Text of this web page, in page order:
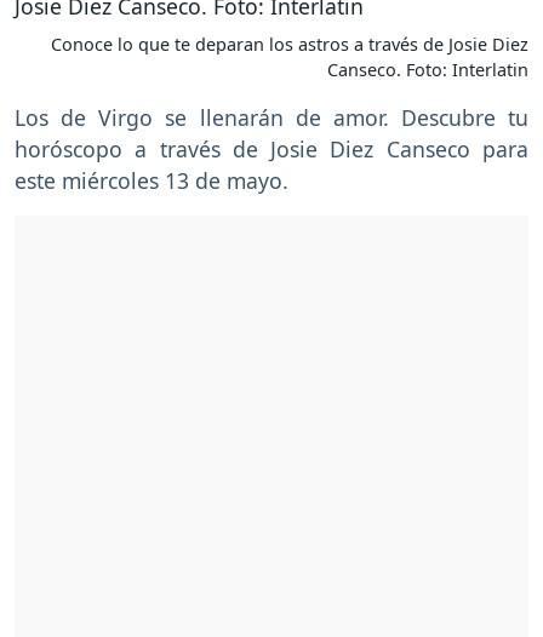
Conoce lo que te deparan los astros a través de Josie Diez
Canseco. Foto: Interlatin
Los de Virgo se llenarán de amor. Descubre tu
horóscopo a través de Josie Diez Canseco para
este miércoles 13 de mayo.